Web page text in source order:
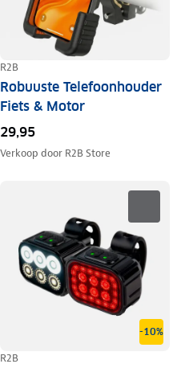
R2B
Robuuste Telefoonhouder
Fiets & Motor
29,95
Verkoop door R2B Store
-10%
R2B